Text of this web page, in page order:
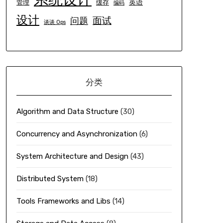
管理 缓存 编码 英语
设计 谈谈 Ops 问题 面试
分类
Algorithm and Data Structure (30)
Concurrency and Asynchronization(6)
System Architecture and Design(43)
Distributed System(18)
Tools Frameworks and Libs (14)